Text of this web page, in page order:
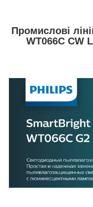
Промислові
WT066C СW